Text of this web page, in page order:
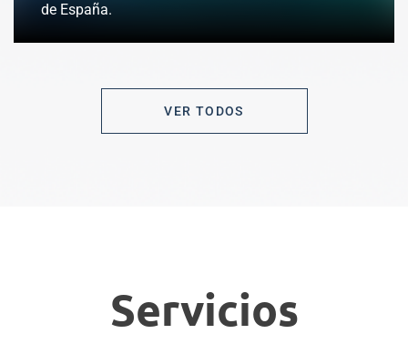
de España.
VER TODOS
Servicios